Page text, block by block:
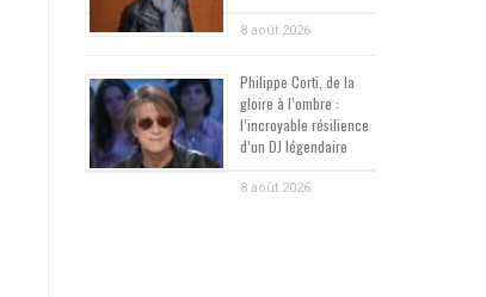
8 août 2026
Philippe Corti, de la
gloire à l’ombre :
l’incroyable résilience
d’un DJ légendaire
8 août 2026